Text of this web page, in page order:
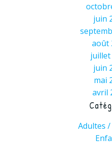
juin
août
juillet
juin
mai
avril
Adultes /